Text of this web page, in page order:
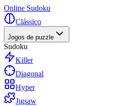
Online Sudoku
Clássico
Jogos de puzzle
Sudoku
Killer
Diagonal
Hyper
Jigsaw